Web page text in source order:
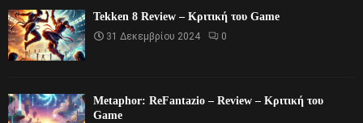
Tekken 8 Review – Κριτική του Game
31 Δεκεμβρίου 2024 0
Metaphor: ReFantazio – Review – Κριτική του
Game